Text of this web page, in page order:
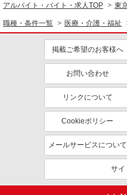
同じ特徴から求人を探す
未経験歓迎
週2～3日勤務OK
アルバイト・バイト・求人TOP 東
職種・条件一覧 医療・介護・福祉
掲載ご希望のお客様へ
お問い合わせ
リンクについて
Cookieポリシー
メールサービスについて
サイ